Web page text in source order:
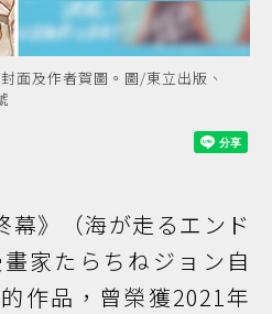
面及作者賀圖。圖/東立出版、
幕》（海が走るエンド
家たらちねジョン自
作品，曾榮獲2021年